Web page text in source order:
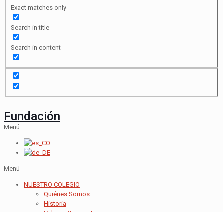
Exact matches only
Search in title
Search in content
Fundación
Menú
Menú
NUESTRO COLEGIO
Quiénes Somos
Historia